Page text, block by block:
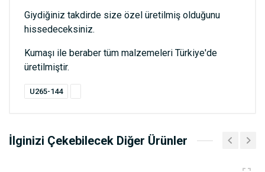
Giydiğiniz takdirde size özel üretilmiş olduğunu
hissedeceksiniz.
Kumaşı ile beraber tüm malzemeleri Türkiye'de
üretilmiştir.
U265-144
İlginizi Çekebilecek Diğer Ürünler